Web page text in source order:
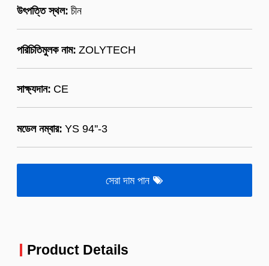
উৎপত্তি স্থল: চীন
পরিচিতিমুলক নাম: ZOLYTECH
সাক্ষ্যদান: CE
মডেল নম্বার: YS 94''-3
সেরা দাম পান
Product Details